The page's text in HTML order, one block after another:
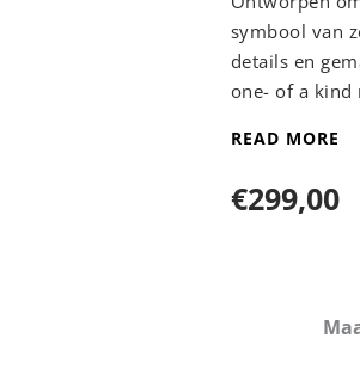
symbool van
details en
one- of a kind
LET OP: Dit
READ MORE
€299,00